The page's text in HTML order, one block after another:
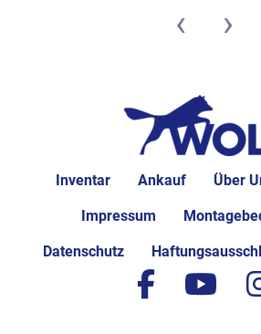
‹ ›
Inventar Ankauf Über
Impressum
Datenschutz